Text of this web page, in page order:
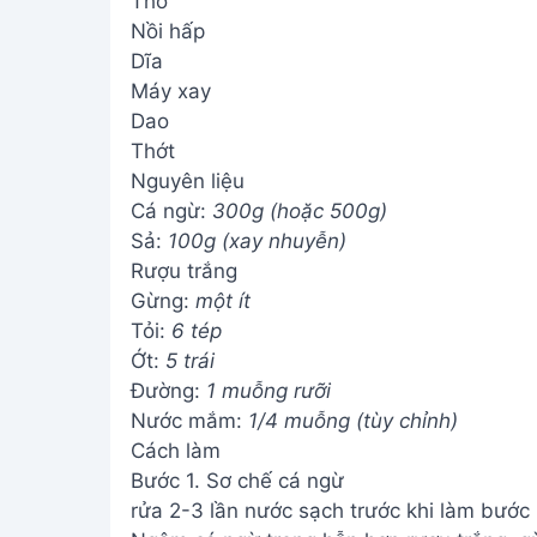
Nồi hấp
Dĩa
Máy xay
Dao
Thớt
Nguyên liệu
Cá ngừ: 300g (hoặc 500g)
Sả: 100g (xay nhuyễn)
Rượu trắng
Gừng: một ít
Tỏi: 6 tép
Ớt: 5 trái
Đường: 1 muỗng rưỡi
Nước mắm: 1/4 muỗng (tùy chỉnh)
Cách làm
Bước 1. Sơ chế cá ngừ
rửa 2-3 lần nước sạch trước khi làm bước